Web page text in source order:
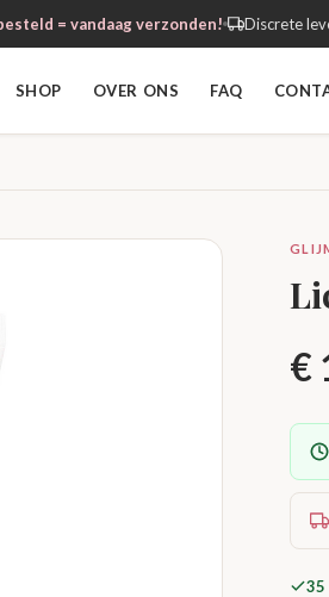
= vandaag verzonden! Discrete
SHOP OVER ONS FAQ
€
35